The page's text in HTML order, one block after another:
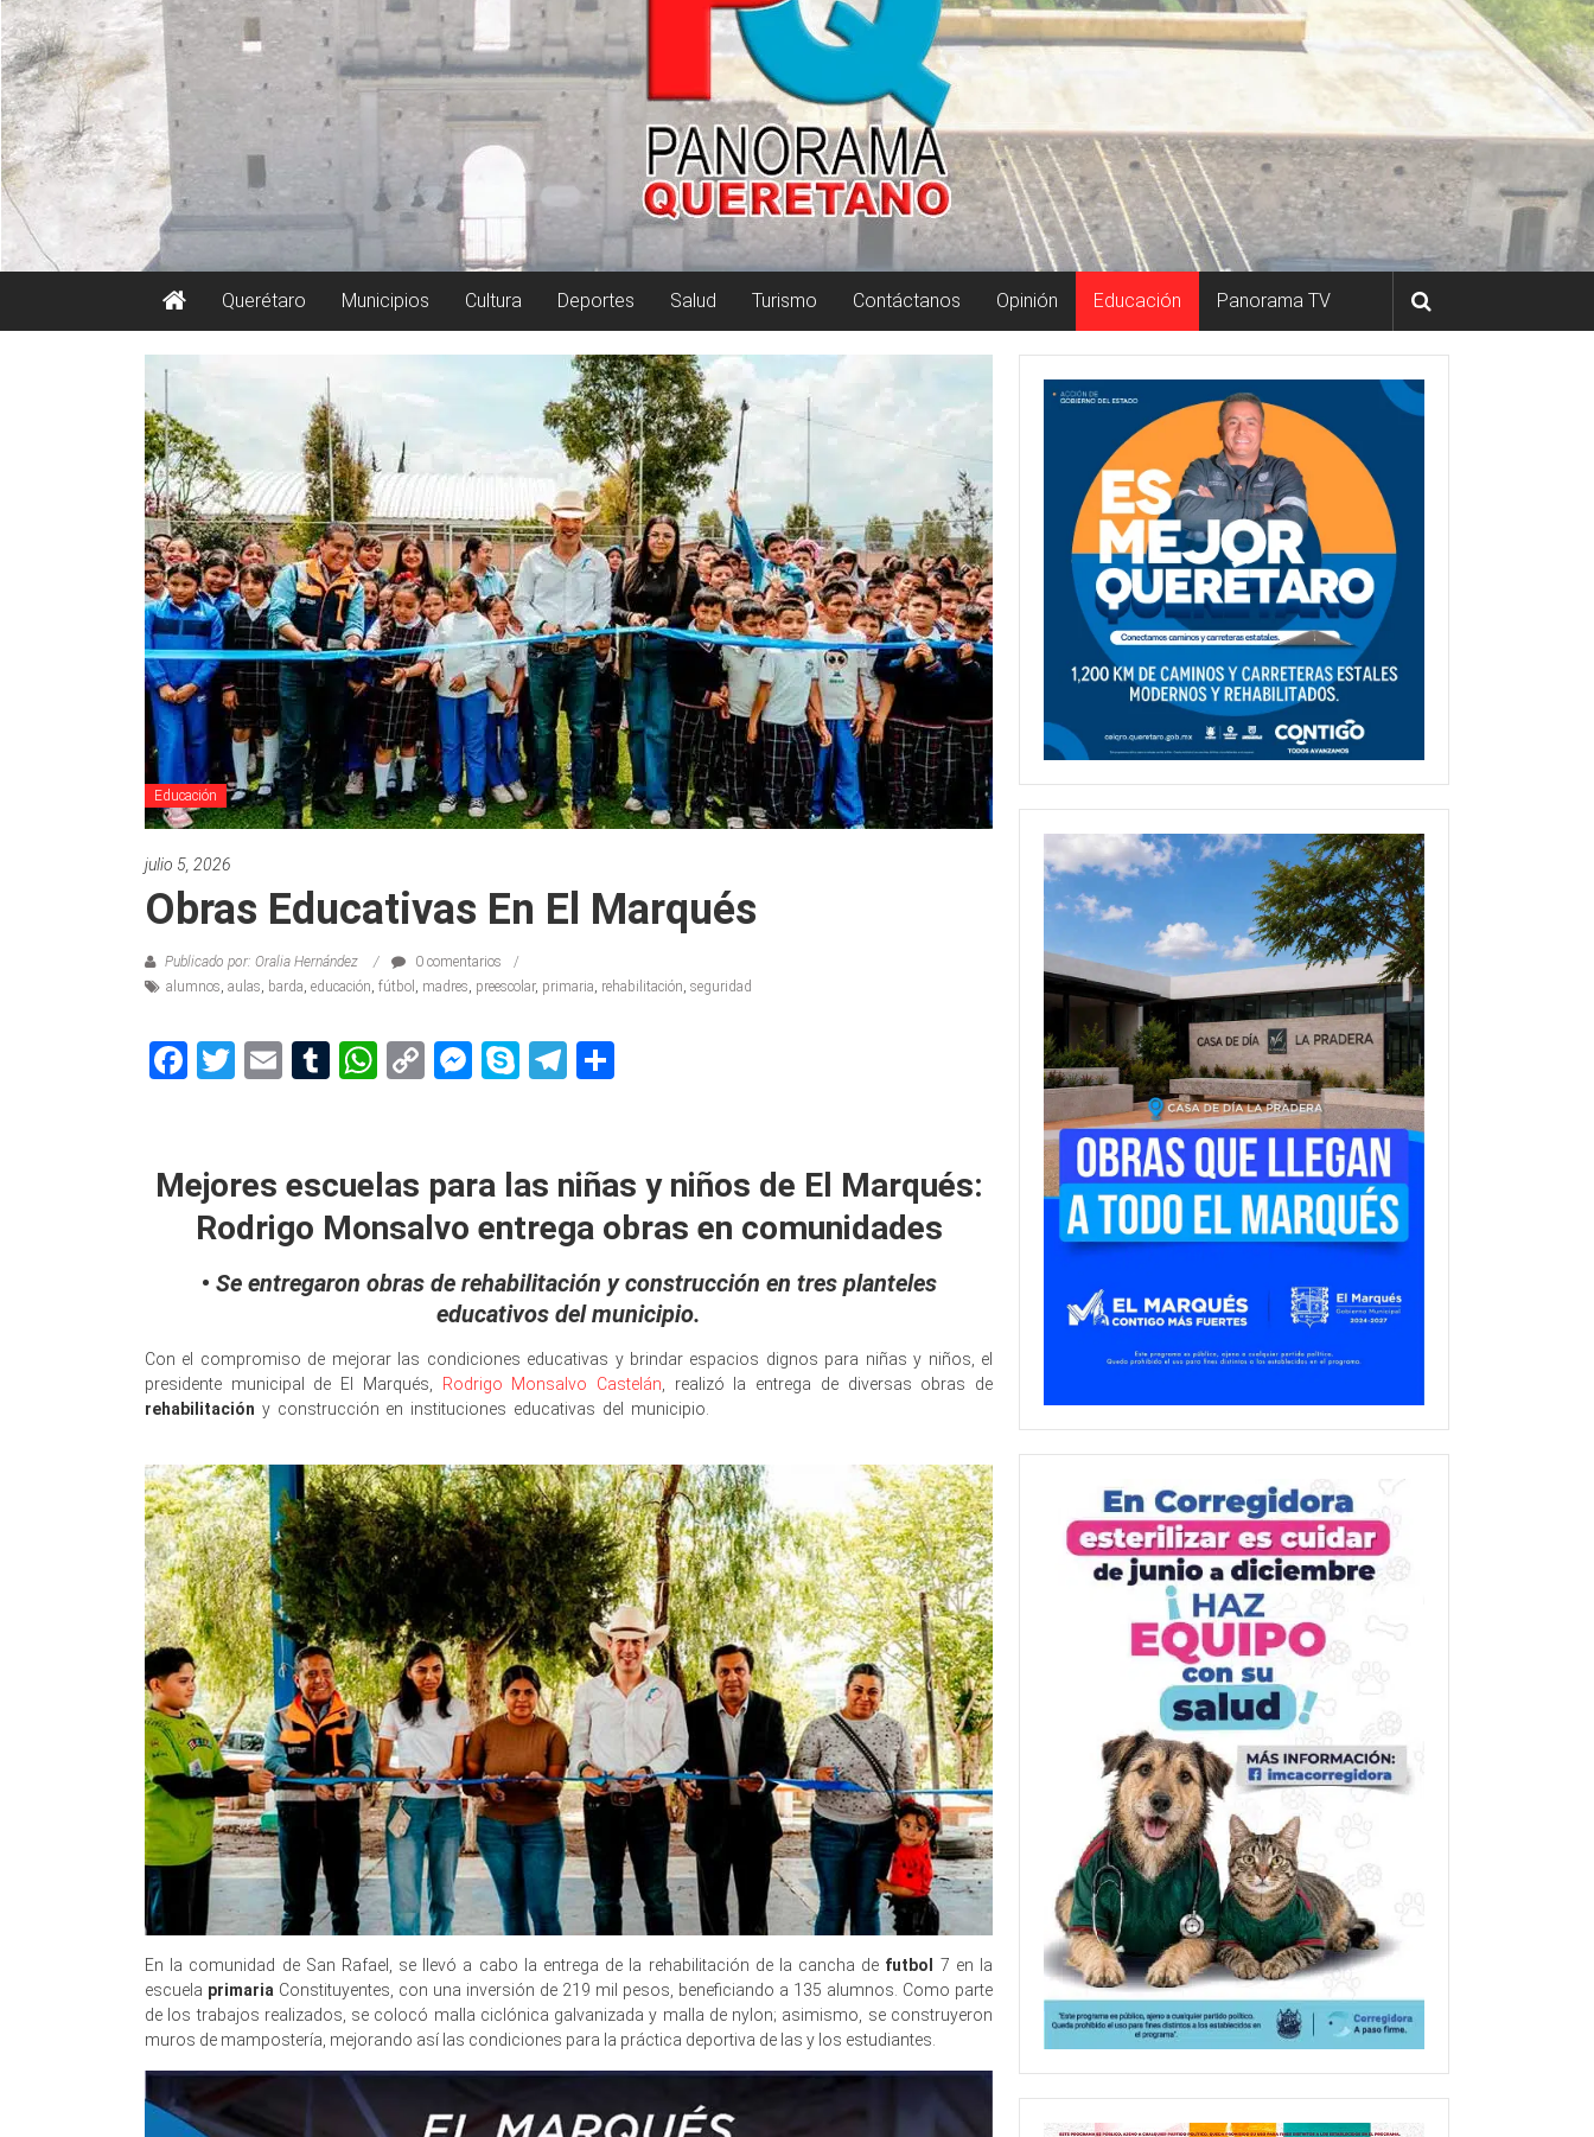
Querétaro Municipios Cultura Deportes Salud Turismo Contáctanos Opinión Educación Panorama TV
Educación
julio 5, 2026
Obras Educativas En El Marqués
Publicado por: Oralia Hernández
0 comentarios
alumnos, aulas, barda, educación, fútbol , madres, preescolar, primaria, rehabilitación, seguridad
Facebook
Twitter
EmailTumblr
WhatsApp
CopyMessenger
SkypeTelegram
Mejores escuelas para las niñas y niños de El Marqués:
Rodrigo Monsalvo entrega obras en comunidades
• Se entregaron obras de rehabilitación y construcción en tres planteles
educativos del municipio.
Con el compromiso de mejorar las condiciones educativas y brindar espacios dignos para niñas y niños, el
presidente municipal de El Marqués,
Rodrigo Monsalvo Castelán , realizó la entrega de diversas obras de
rehabilitación y construcción en instituciones educativas del municipio.
En la comunidad de San Rafael, se llevó a cabo la entrega de la rehabilitación de la cancha de futbol
7 en la
escuela primaria Constituyentes, con una inversión de 219 mil pesos, beneficiando a 135 alumnos. Como parte
de los trabajos realizados, se colocó malla ciclónica galvanizada y malla de nylon; asimismo, se construyeron
muros de mampostería, mejorando así las condiciones para la práctica deportiva de las y los estudiantes.